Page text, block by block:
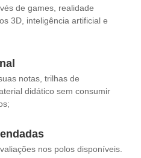
de games, realidade
3D, inteligência artificial e
notas, trilhas de
didático sem consumir
nos polos disponíveis.